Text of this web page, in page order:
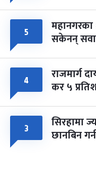
५ महानगरका
सकेनन् सवा
४ राजमार्ग
कर ५
३ सिरहामा
छानबिन